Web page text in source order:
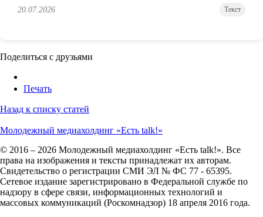
20.07.2026 Текст
Поделиться с друзьями
Печать
Назад к списку статей
Молодежный медиахолдинг «Есть talk!»
© 2016 – 2026 Молодежный медиахолдинг «Есть talk!». Все
права на изображения и тексты принадлежат их авторам.
Свидетельство о регистрации СМИ ЭЛ № ФС 77 - 65395.
Сетевое издание зарегистрировано в Федеральной службе по
надзору в сфере связи, информационных технологий и
массовых коммуникаций (Роскомнадзор) 18 апреля 2016 года.